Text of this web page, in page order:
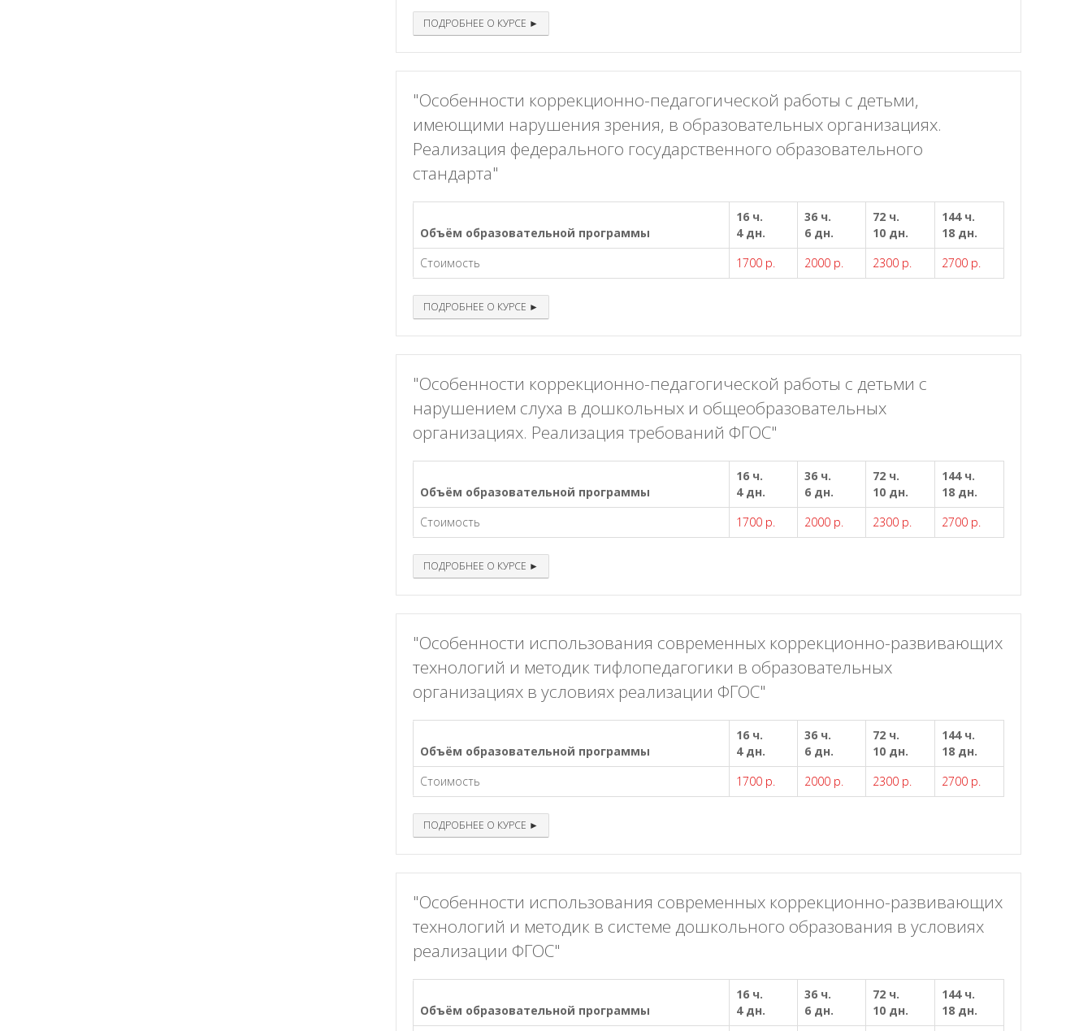
ПОДРОБНЕЕ О КУРСЕ ►
"Особенности коррекционно-педагогической работы с детьми,
имеющими нарушения зрения, в образовательных организациях.
Реализация федерального государственного образовательного
стандарта"
Объём образовательной программы
16 ч.
4 дн.
36 ч.
6 дн.
72 ч.
10 дн.
144 ч.
18 дн.
Стоимость
1700 р. 2000 р. 2300 р. 2700 р.
ПОДРОБНЕЕ О КУРСЕ ►
"Особенности коррекционно-педагогической работы с детьми с
нарушением слуха в дошкольных и общеобразовательных
организациях. Реализация требований ФГОС"
Объём образовательной программы
16 ч.
4 дн.
36 ч.
6 дн.
72 ч.
10 дн.
144 ч.
18 дн.
Стоимость
1700 р. 2000 р. 2300 р. 2700 р.
ПОДРОБНЕЕ О КУРСЕ ►
"Особенности использования современных коррекционно-развивающих
технологий и методик тифлопедагогики в образовательных
организациях в условиях реализации ФГОС"
Объём образовательной программы
16 ч.
4 дн.
36 ч.
6 дн.
72 ч.
10 дн.
144 ч.
18 дн.
Стоимость
1700 р. 2000 р. 2300 р. 2700 р.
ПОДРОБНЕЕ О КУРСЕ ►
"Особенности использования современных коррекционно-развивающих
технологий и методик в системе дошкольного образования в условиях
реализации ФГОС"
Объём образовательной программы
16 ч.
4 дн.
36 ч.
6 дн.
72 ч.
10 дн.
144 ч.
18 дн.